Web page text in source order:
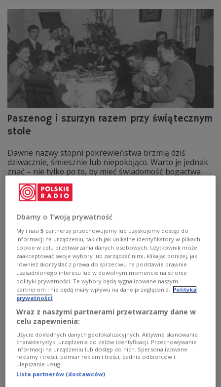
Paszenog i szurzyn razem przy świątecznym
stole
Dawne nazwy stopni pokrewieństwa brzmią dziś
dziwacznie, śmiesznie lub niepokojąco. Warto je jednak
znać – nie tylko po to, by mieć świadomość bogactwa
polszczyzny, ale i dlatego, by na przykład wprawić
podczas bożonarodzeniowego spotkania rodzinę w
osłupienie. I ponazywać wszystkich tak, jak to kiedyś
Zobacz więcej na temat:język polski
rodzice dziadek Boże Narodzenie
Restauracja, gdzie gotują babcie.
Filmowa historia, w której zagrała Susan
Sarandon
Dbamy o Twoją prywatność
My i nasi5 partnerzy przechowujemy lub uzyskujemy dostęp do
informacji na urządzeniu, takich jak unikalne identyfikatory w plikach
cookie w celu przetwarzania danych osobowych. Użytkownik może
zaakceptować swoje wybory lub zarządzać nimi, klikając poniżej, jak
również skorzystać z prawa do sprzeciwu na podstawie prawnie
uzasadnionego interesu lub w dowolnym momencie na stronie
polityki prywatności. Te wybory będą sygnalizowane naszym
partnerom i nie będą miały wpływu na dane przeglądania. Polityka
prywatności
Wraz z naszymi partnerami przetwarzamy dane w
celu zapewnienia:
Użycie dokładnych danych geolokalizacyjnych. Aktywne skanowanie
charakterystyki urządzenia do celów identyfikacji. Przechowywanie
informacji na urządzeniu lub dostęp do nich. Spersonalizowane
reklamy i treści, pomiar reklam i treści, badnie odbiorców i
ulepszanie usług.
Lista partnerów (dostawców)